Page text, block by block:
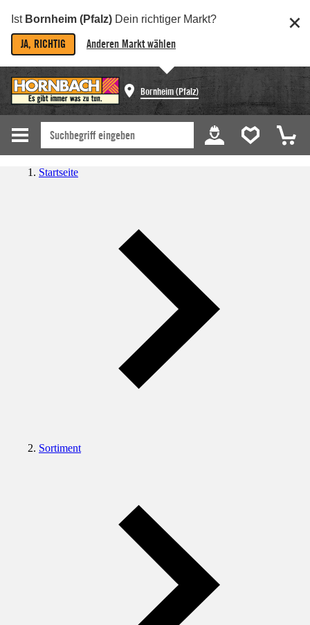
Ist Bornheim (Pfalz) Dein richtiger Markt?
JA, RICHTIG Anderen Markt wählen
Bornheim (Pfalz)
Startseite
Sortiment